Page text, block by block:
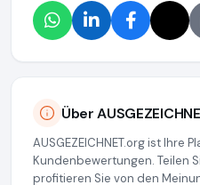
Über
AUSGEZEICHNET.org ist Ihre
Kundenbewertungen. Teilen
profitieren Sie von den